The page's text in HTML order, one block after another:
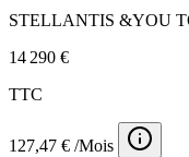
STELLANTIS &YOU
14 290 €
TTC
127,47 € /Mois